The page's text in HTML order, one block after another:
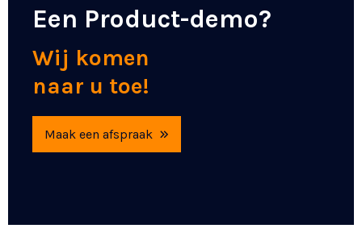
Een Product-demo?
Wij komen
naar u toe!
Maak een afspraak